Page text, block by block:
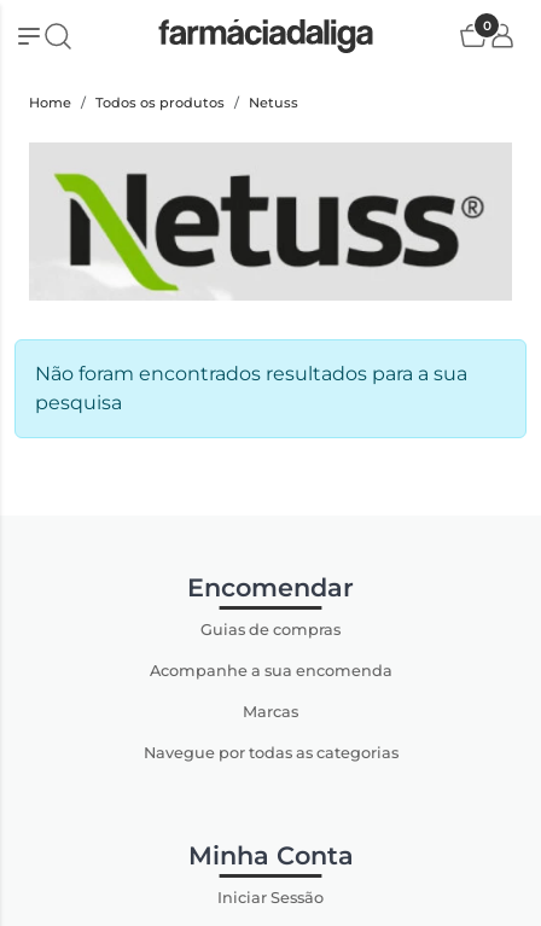
0
Home Todos os produtos Netuss
Não foram encontrados resultados para a sua
pesquisa
Encomendar
Guias de compras
Acompanhe a sua encomenda
Marcas
Navegue por todas as categorias
Minha Conta
Iniciar Sessão